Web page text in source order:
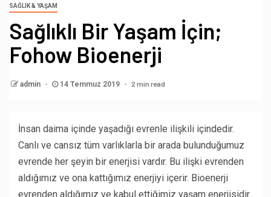
SAĞLIK & YAŞAM
Sağlıklı Bir Yaşam İçin;
Fohow Bioenerji
admin 14 Temmuz 2019 2 min read
İnsan daima içinde yaşadığı evrenle ilişkili içindedir.
Canlı ve cansız tüm varlıklarla bir arada bulunduğumuz
evrende her şeyin bir enerjisi vardır. Bu ilişki evrenden
aldığımız ve ona kattığımız enerjiyi içerir. Bioenerji
evrenden aldığımız ve kabul ettiğimiz yaşam enerjisidir.